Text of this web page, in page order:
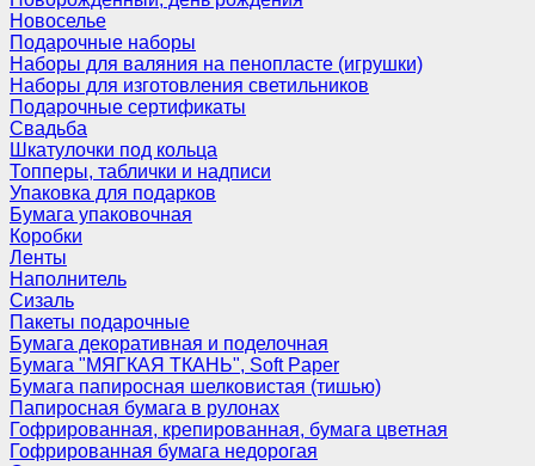
Новоселье
Подарочные наборы
Наборы для валяния на пенопласте (игрушки)
Наборы для изготовления светильников
Подарочные сертификаты
Свадьба
Шкатулочки под кольца
Топперы, таблички и надписи
Упаковка для подарков
Бумага упаковочная
Коробки
Ленты
Наполнитель
Сизаль
Пакеты подарочные
Бумага декоративная и поделочная
Бумага "МЯГКАЯ ТКАНЬ", Soft Paper
Бумага папиросная шелковистая (тишью)
Папиросная бумага в рулонах
Гофрированная, крепированная, бумага цветная
Гофрированная бумага недорогая